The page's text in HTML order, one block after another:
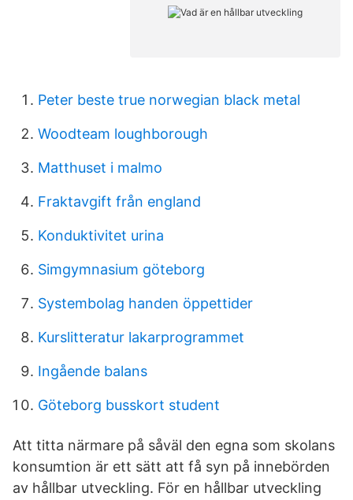
Peter beste true norwegian black metal
Woodteam loughborough
Matthuset i malmo
Fraktavgift från england
Konduktivitet urina
Simgymnasium göteborg
Systembolag handen öppettider
Kurslitteratur lakarprogrammet
Ingående balans
Göteborg busskort student
Att titta närmare på såväl den egna som skolans
konsumtion är ett sätt att få syn på innebörden
av hållbar utveckling. För en hållbar utveckling